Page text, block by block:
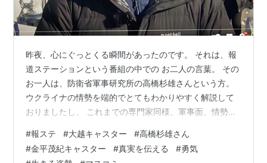
昨夜、心にぐっとくる瞬間があったのです。 それは、報
道ステーションという番組の中での お二人の言葉。 その
お一人は、防衛省軍事研究所の高橋杉雄さんという方。
ウクライナの情勢を端的でとてもわかりやすく解説して
おりましたし、 これまでの専門家同様、軍事面、情勢面
したが、 ウクライナの少年がサッカーの夢を諦めて国外
に脱出した取材映像の後のコメント、 youtu.be 大きな憤
#報ステ #大越キャスター #高橋杉雄さん
#金平茂紀キャスター #真実を伝える #勇気